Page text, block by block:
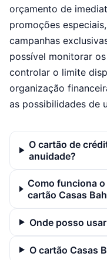
orçamento de
promoções
campanhas
possível monitorar
controlar o limite
organização
as possibilidades de
O cartão de
anuidade?
Como funciona
cartão Casas
Onde posso
O cartão Casas